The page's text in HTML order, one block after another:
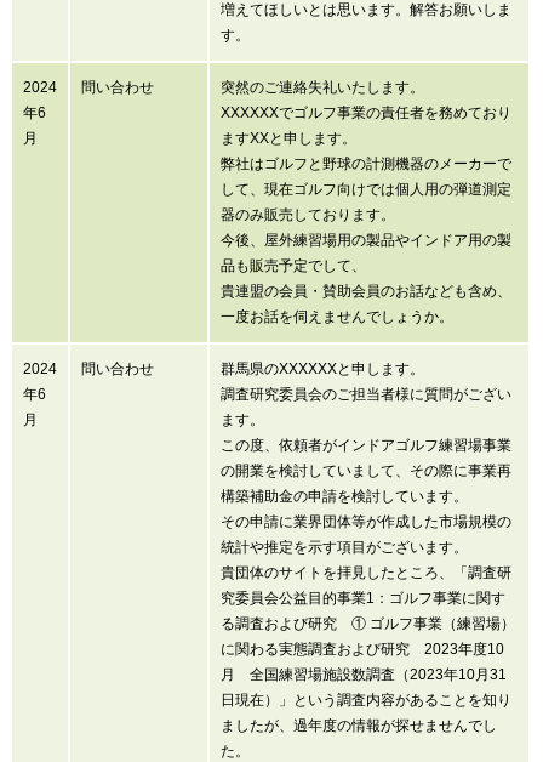
増えてほしいとは思います。解答お願いしま
す。
2024
年6
月
問い合わせ
突然のご連絡失礼いたします。
XXXXXXでゴルフ事業の責任者を務めており
ますXXと申します。
弊社はゴルフと野球の計測機器のメーカーで
して、現在ゴルフ向けでは個人用の弾道測定
器のみ販売しております。
今後、屋外練習場用の製品やインドア用の製
品も販売予定でして、
貴連盟の会員・賛助会員のお話なども含め、
一度お話を伺えませんでしょうか。
2024
年6
月
問い合わせ
群馬県のXXXXXXと申します。
調査研究委員会のご担当者様に質問がござい
ます。
この度、依頼者がインドアゴルフ練習場事業
の開業を検討していまして、その際に事業再
構築補助金の申請を検討しています。
その申請に業界団体等が作成した市場規模の
統計や推定を示す項目がございます。
貴団体のサイトを拝見したところ、「調査研
究委員会公益目的事業1：ゴルフ事業に関す
る調査および研究 ① ゴルフ事業（練習場）
に関わる実態調査および研究 2023年度10
月 全国練習場施設数調査（2023年10月31
日現在）」という調査内容があることを知り
ましたが、過年度の情報が探せませんでし
た。